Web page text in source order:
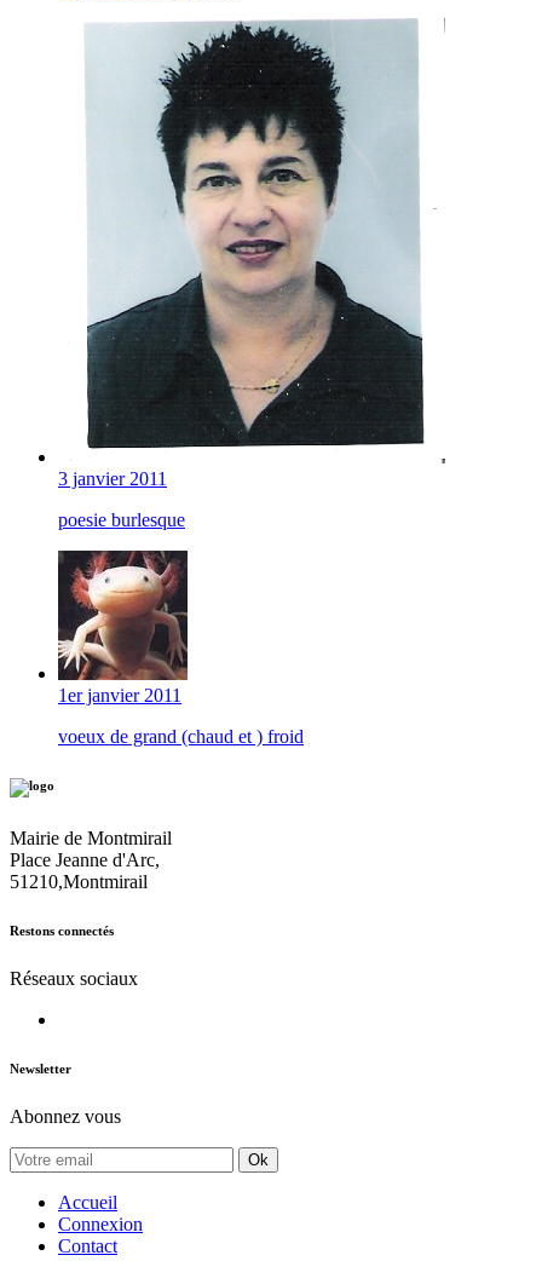
3 janvier 2011
poesie burlesque
1er janvier 2011
voeux de grand (chaud et ) froid
Mairie de Montmirail
Place Jeanne d'Arc,
51210,Montmirail
Restons connectés
Réseaux sociaux
Newsletter
Abonnez vous
Ok
Accueil
Connexion
Contact